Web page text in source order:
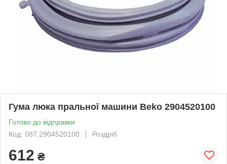
Гума люка пральної машини Beko 2904520100
Готово до відправки
Код: 087.2904520100
Роздріб
612 ₴